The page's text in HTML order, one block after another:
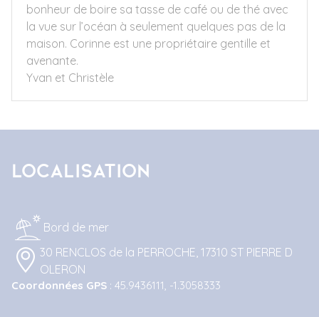
bonheur de boire sa tasse de café ou de thé avec
la vue sur l’océan à seulement quelques pas de la
maison. Corinne est une propriétaire gentille et
avenante.
Yvan et Christèle
Localisation
Bord de mer
30 RENCLOS de la PERROCHE, 17310 ST PIERRE D
OLERON
Coordonnées GPS : 45.9436111, -1.3058333